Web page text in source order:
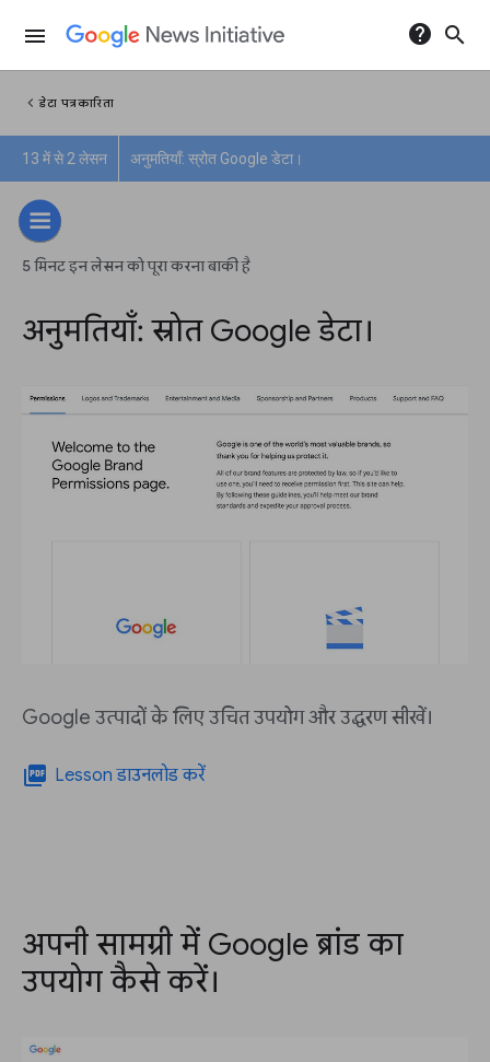
menu help search
chevron_leftडेटा पत्रकारिता
13 में से 2 लेसन अनुमतियाँ: स्रोत Google डेटा।
5 मिनट इन लेसन को पूरा करना बाकी है
अनुमतियाँ: स्रोत Google डेटा।
Google उत्पादों के लिए उचित उपयोग और उद्धरण सीखें।
picture_as_pdf Lesson डाउनलोड करें
अपनी सामग्री में Google ब्रांड का
उपयोग कैसे करें।